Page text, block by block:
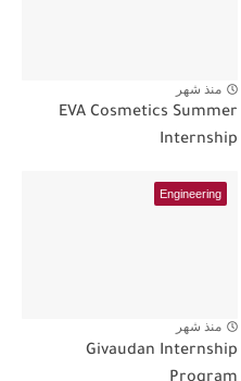
منذ شهر
EVA Cosmetics Summer
Internship
Engineering
منذ شهر
Givaudan Internship